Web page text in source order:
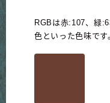
RGBは赤:107、緑
色といった色味です